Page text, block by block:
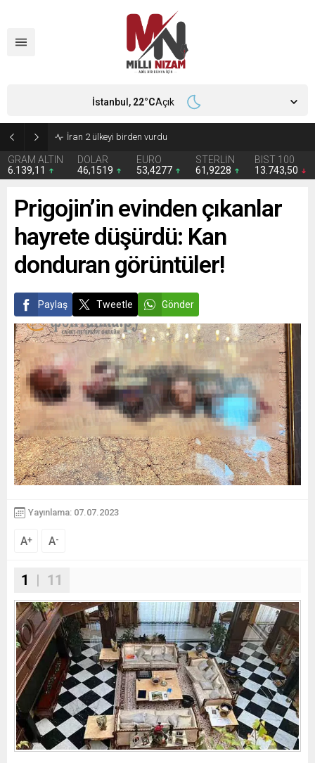
İran 2 ülkeyi birden vurdu
GRAM ALTIN
6.139,11
DOLAR
46,1519
EURO
53,4277
STERLİN
61,9228
BIST 100
13.743,50
İstanbul, 22°CAçık
Prigojin’in evinden çıkanlar
hayrete düşürdü: Kan
donduran görüntüler!
Paylaş Tweetle Gönder
Yayınlama: 07.07.2023
A+ A-
1 | 11